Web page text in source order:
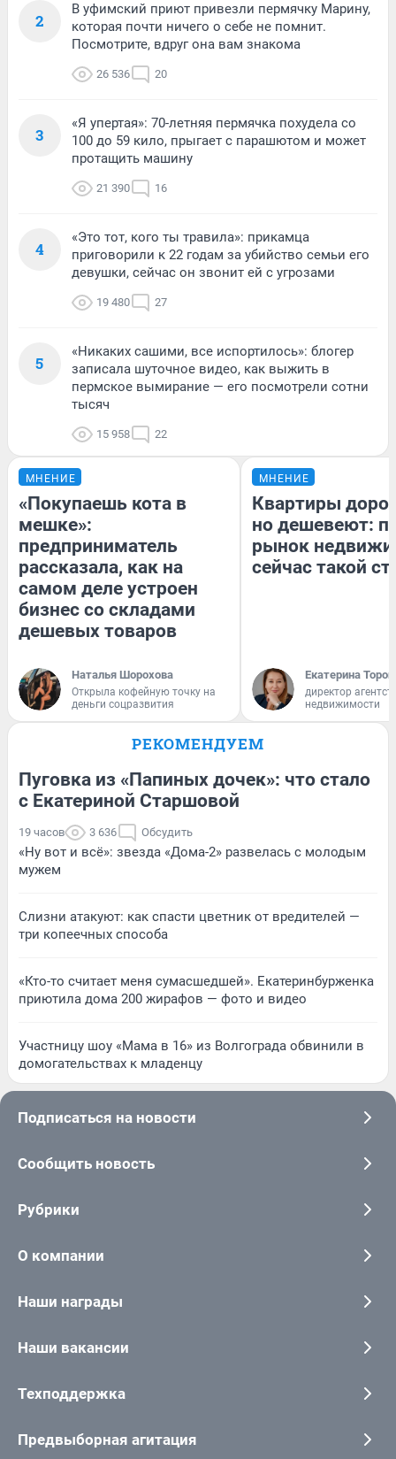
2
В уфимский приют привезли пермячку Марину,
которая почти ничего о себе не помнит.
Посмотрите, вдруг она вам знакома
26 536 20
3
«Я упертая»: 70-летняя пермячка похудела со
100 до 59 кило, прыгает с парашютом и может
протащить машину
21 390 16
4
«Это тот, кого ты травила»: прикамца
приговорили к 22 годам за убийство семьи его
девушки, сейчас он звонит ей с угрозами
19 480 27
5
«Никаких сашими, все испортилось»: блогер
записала шуточное видео, как выжить в
пермское вымирание — его посмотрели сотни
тысяч
15 958 22
МНЕНИЕ
«Покупаешь кота в
мешке»:
предприниматель
рассказала, как на
самом деле устроен
бизнес со складами
дешевых товаров
Наталья Шорохова
Открыла кофейную точку на
деньги соцразвития
МНЕНИЕ
Квартиры
но дешевеют:
рынок
сейчас такой
Екатерина
директор
недвижимости
РЕКОМЕНДУЕМ
Пуговка из «Папиных дочек»: что стало
с Екатериной Старшовой
19 часов 3 636 Обсудить
«Ну вот и всё»: звезда «Дома-2» развелась с молодым
мужем
Слизни атакуют: как спасти цветник от вредителей —
три копеечных способа
«Кто-то считает меня сумасшедшей». Екатеринбурженка
приютила дома 200 жирафов — фото и видео
Участницу шоу «Мама в 16» из Волгограда обвинили в
домогательствах к младенцу
Подписаться на новости
Сообщить новость
Рубрики
О компании
Наши награды
Наши вакансии
Техподдержка
Предвыборная агитация